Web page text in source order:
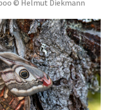
© Helmut Diekmann